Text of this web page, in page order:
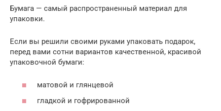
Бумага — самый распространенный материал для
упаковки.
Если вы решили своими руками упаковать подарок,
перед вами сотни вариантов качественной, красивой
упаковочной бумаги:
матовой и глянцевой
гладкой и гофрированной